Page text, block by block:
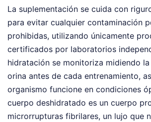
La suplementación se cuida con
para evitar cualquier contaminación
prohibidas, utilizando únicamente
certificados por laboratorios
hidratación se monitoriza midiendo
orina antes de cada entrenamiento,
organismo funcione en condiciones
cuerpo deshidratado es un cuerpo
microrrupturas fibrilares, un lujo que